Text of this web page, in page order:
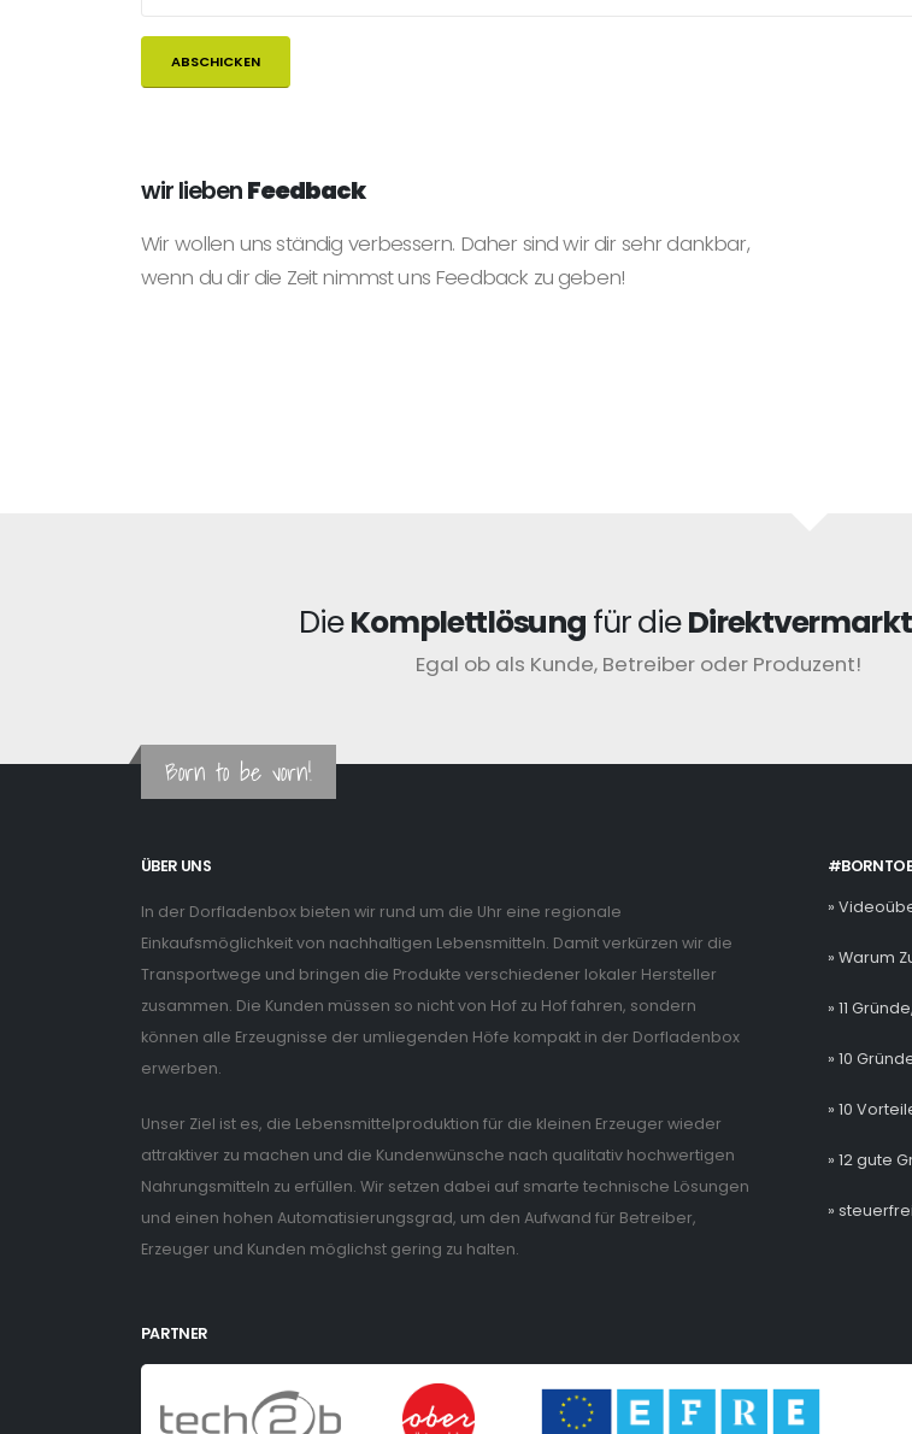
wir liebenFeedback
Wir wollen uns ständig verbessern. Daher sind wir dir sehr dankbar,
wenn du dir die Zeit nimmst uns Feedback zu geben!
DieKomplettlösung für die
Egal ob als Kunde, Betreiber oder Produzent!
Born to be vorn!
ÜBER UNS
In der Dorfladenbox bieten wir rund um die Uhr eine regionale
Einkaufsmöglichkeit von nachhaltigen Lebensmitteln. Damit verkürzen wir die
Transportwege und bringen die Produkte verschiedener lokaler Hersteller
zusammen. Die Kunden müssen so nicht von Hof zu Hof fahren, sondern
können alle Erzeugnisse der umliegenden Höfe kompakt in der Dorfladenbox
erwerben.
Unser Ziel ist es, die Lebensmittelproduktion für die kleinen Erzeuger wieder
attraktiver zu machen und die Kundenwünsche nach qualitativ hochwertigen
Nahrungsmitteln zu erfüllen. Wir setzen dabei auf smarte technische Lösungen
und einen hohen Automatisierungsgrad, um den Aufwand für Betreiber,
Erzeuger und Kunden möglichst gering zu halten.
»
» Warum
» 11
» 10
» 10
» 12 gute
»
PARTNER